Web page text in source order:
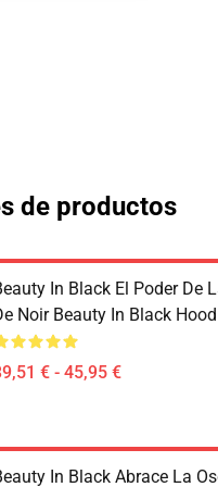
de productos
In Black El Poder De
Noir Beauty In Black
€ - 45,95 €
In Black Abrace La